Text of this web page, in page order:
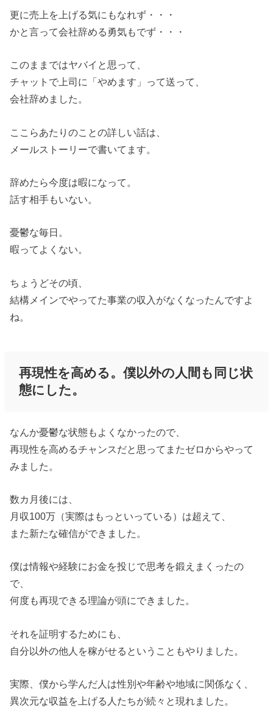
更に売上を上げる気にもなれず・・・
かと言って会社辞める勇気もでず・・・
このままではヤバイと思って、
チャットで上司に「やめます」って送って、
会社辞めました。
ここらあたりのことの詳しい話は、
メールストーリーで書いてます。
辞めたら今度は暇になって。
話す相手もいない。
憂鬱な毎日。
暇ってよくない。
ちょうどその頃、
結構メインでやってた事業の収入がなくなったんですよ
ね。
再現性を高める。僕以外の人間も同じ状
態にした。
なんか憂鬱な状態もよくなかったので、
再現性を高めるチャンスだと思ってまたゼロからやって
みました。
数カ月後には、
月収100万（実際はもっといっている）は超えて、
また新たな確信ができました。
僕は情報や経験にお金を投じで思考を鍛えまくったの
で、
何度も再現できる理論が頭にできました。
それを証明するためにも、
自分以外の他人を稼がせるということもやりました。
実際、僕から学んだ人は性別や年齢や地域に関係なく、
異次元な収益を上げる人たちが続々と現れました。